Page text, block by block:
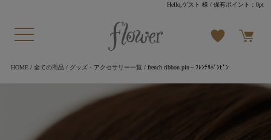
Hello,ゲスト 様 / 保有ポイント：0pt
HOME/ 全ての商品/ グッズ・アクセサリー一覧 / french ribbon pin～ﾌﾚﾝﾁﾘﾎﾞﾝﾋﾟﾝ